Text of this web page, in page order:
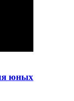
юных